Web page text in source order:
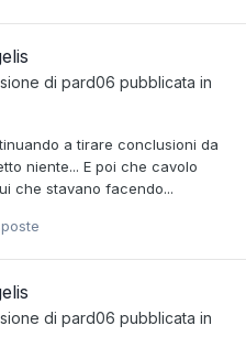
di pard06 pubblicata in
a tirare conclusioni da
niente... E poi che cavolo
che stavano facendo...
di pard06 pubblicata in